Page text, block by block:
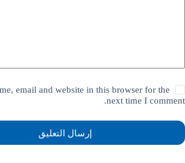
email and website in this browser for the
next time I comment.
إرسال التعليق